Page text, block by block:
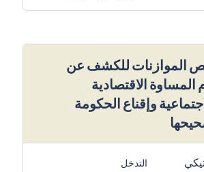
الموازنات للكشف عن
المساوة الاقتصادية
وإقناع الحكومة
التدخل